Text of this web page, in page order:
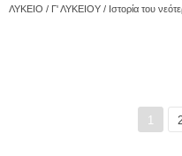
ΛΥΚΕΙΟ / Γ' ΛΥΚΕΙΟΥ / Ιστορία του
1